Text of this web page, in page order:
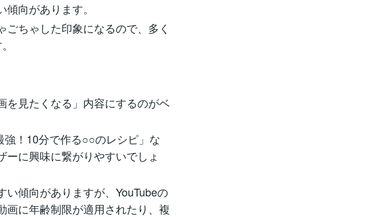
向があります。
ちゃした印象になるので、多く
を見たくなる」内容にするのがベ
！10分で作る○○のレシピ」な
に興味に繋がりやすいでしょ
傾向がありますが、YouTubeの
画に年齢制限が適用されたり、複